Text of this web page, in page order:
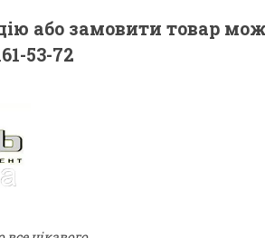
або замовити товар
53-72